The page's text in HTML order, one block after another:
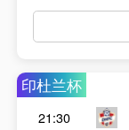
印杜兰杯
21:30